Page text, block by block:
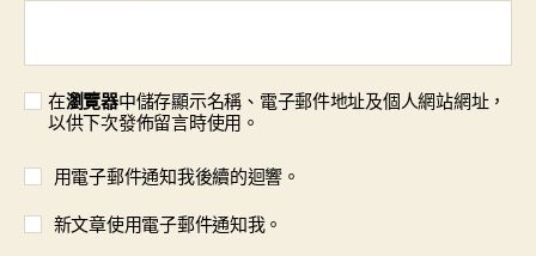
在瀏覽器中儲存顯示名稱、電子郵件地址及個人網站網址，
以供下次發佈留言時使用。
用電子郵件通知我後續的迴響。
新文章使用電子郵件通知我。